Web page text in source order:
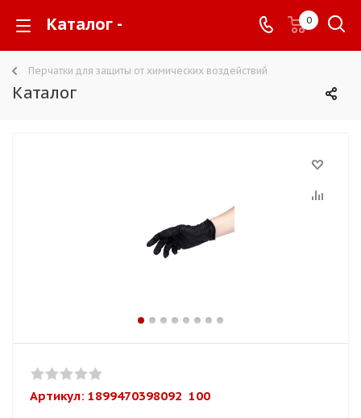
Каталог - 0
Перчатки для защиты от химических воздействий
Каталог
Артикул: 1899470398092  100